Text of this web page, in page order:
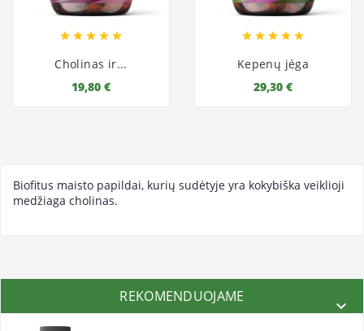
    
Cholinas ir...
19,80 €
    
Kepenų jėga
29,30 €
Biofitus maisto papildai, kurių sudėtyje yra kokybiška veiklioji
medžiaga cholinas.
REKOMENDUOJAME
